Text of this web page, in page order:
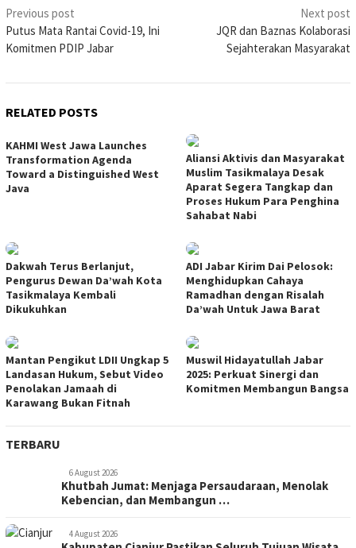
Post
navigation
Previous post
Putus Mata Rantai Covid-19, Ini
Komitmen PDIP Jabar
Next post
JQR dan Baznas Kolaborasi
Sejahterakan Masyarakat
RELATED POSTS
KAHMI West Jawa Launches
Transformation Agenda
Toward a Distinguished West
Java
Aliansi Aktivis dan Masyarakat
Muslim Tasikmalaya Desak
Aparat Segera Tangkap dan
Proses Hukum Para Penghina
Sahabat Nabi
Dakwah Terus Berlanjut,
Pengurus Dewan Da’wah Kota
Tasikmalaya Kembali
Dikukuhkan
ADI Jabar Kirim Dai Pelosok:
Menghidupkan Cahaya
Ramadhan dengan Risalah
Da’wah Untuk Jawa Barat
Mantan Pengikut LDII Ungkap 5
Landasan Hukum, Sebut Video
Penolakan Jamaah di
Karawang Bukan Fitnah
Muswil Hidayatullah Jabar
2025: Perkuat Sinergi dan
Komitmen Membangun Bangsa
TERBARU
6 August 2026
Khutbah Jumat: Menjaga Persaudaraan, Menolak
Kebencian, dan Membangun …
4 August 2026